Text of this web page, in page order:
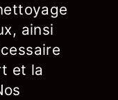
ainsi
et la